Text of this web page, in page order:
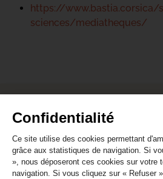
Confidentialité
Ce site utilise des cookies permettant
grâce aux statistiques de navigation. Si
», nous déposeront ces cookies sur votre
navigation. Si vous cliquez sur « Refuser
https://
sciences/mediatheques/
S'abonner à la newsletter
Nous contacter par e-mail